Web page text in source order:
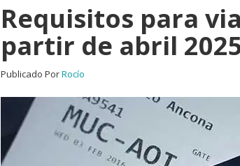
Requisitos para
partir de abril
Publicado PorRocío